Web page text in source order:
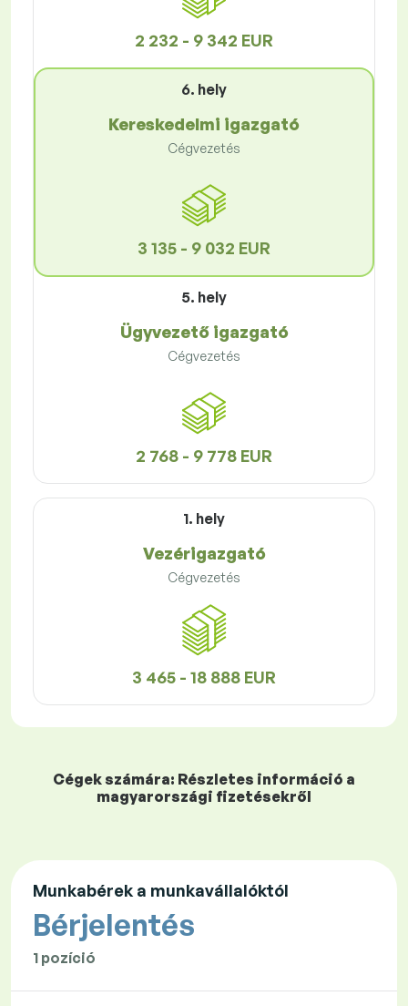
2 232 - 9 342 EUR
6. hely
Kereskedelmi igazgató
Cégvezetés
3 135 - 9 032 EUR
5. hely
Ügyvezető igazgató
Cégvezetés
2 768 - 9 778 EUR
1. hely
Vezérigazgató
Cégvezetés
3 465 - 18 888 EUR
Cégek számára: Részletes információ a
magyarországi fizetésekről
Munkabérek a munkavállalóktól
Bérjelentés
1 pozíció